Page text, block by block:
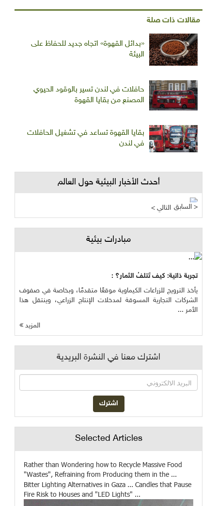
مقالات ذات صلة
«بدائل القهوة» اتجاه جديد للحفاظ على
البيئة
حافلات في لندن تسير بالوقود الحيوي
المصنع من بقايا القهوة
بقايا القهوة تساعد في تشغيل الحافلات
في لندن
أحدث الأخبار البيئية حول العالم
أرانب نازحة في خيمة بميناء القرارة
< التالي السابق >
مبادرات بيئية
تجربة ذاتية: كيف تَتلفُ الثمار؟ :
يأخذ الترويج للزراعات الكيماوية موقعًا متقدمًا، وبخاصة في صفوف
الشركات التجارية المسوقة لمدخلات الإنتاج الزراعي، وينتقل هذا
الأمر ...
المزيد
اشترك معنا في النشرة البريدية
Selected Articles
Rather than Wondering how to Recycle Massive Food
"Wastes", Refraining from Producing them in the ...
Bitter Lighting Alternatives in Gaza ... Candles that Pause
Fire Risk to Houses and "LED Lights" ...